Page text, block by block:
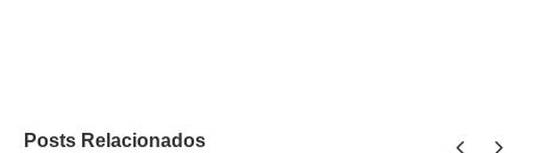
Posts Relacionados